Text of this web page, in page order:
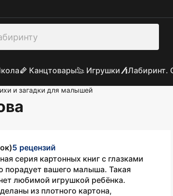
Канцтовары Игрушки Лабиринт.
и загадки для малышей
5 рецензий
серия картонных книг с глазками
порадует вашего малыша. Такая
любимой игрушкой ребёнка.
из плотного картона,